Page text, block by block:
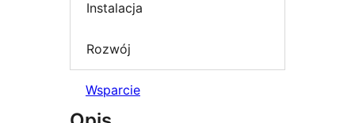
Instalacja
Rozwój
Wsparcie